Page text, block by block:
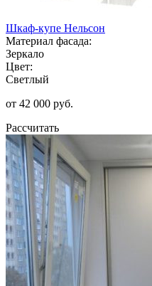
Шкаф-купе Нельсон
Материал фасада:
Зеркало
Цвет:
Светлый
от 42 000 руб.
Рассчитать